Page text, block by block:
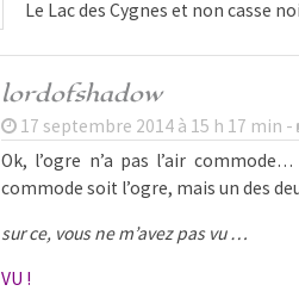
Le Lac des Cygnes et non casse
lordofshadow
17 septembre 2014 à 15 h 17 min -
Ok, l’ogre n’a pas l’air
commode soit l’ogre, mais un des
sur ce, vous ne m’avez pas vu …
VU !